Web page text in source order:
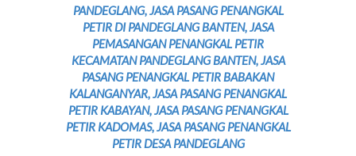
PANDEGLANG, JASA PASANG PENANGKAL
PETIR DI PANDEGLANG BANTEN, JASA
PEMASANGAN PENANGKAL PETIR
KECAMATAN PANDEGLANG BANTEN, JASA
PASANG PENANGKAL PETIR BABAKAN
KALANGANYAR, JASA PASANG PENANGKAL
PETIR KABAYAN, JASA PASANG PENANGKAL
PETIR KADOMAS, JASA PASANG PENANGKAL
PETIR DESA PANDEGLANG